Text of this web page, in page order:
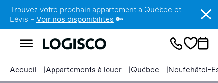
Trouvez votre prochain appartement à Québec et
Lévis – Voir nos disponibilités 🔑
Accueil Appartements à louer Québec Neufchâtel-